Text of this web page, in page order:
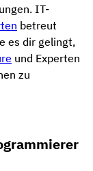
IT-
betreut
es dir gelingt,
und Experten
zu